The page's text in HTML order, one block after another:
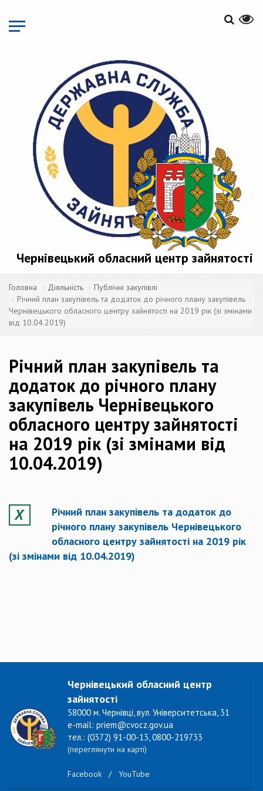
основного
матеріалу
Чернівецький обласний центр зайнятості
Головна Діяльність
Публічні закупівлі
Річний план закупівель та додаток до річного плану закупівель
Чернівецького обласного центру зайнятості на 2019 рік (зі змінами
від 10.04.2019)
Річний план закупівель та
додаток до річного плану
закупівель Чернівецького
обласного центру зайнятості
на 2019 рік (зі змінами від
10.04.2019)
Річний план закупівель та додаток до
річного плану закупівель Чернівецького
обласного центру зайнятості на 2019 рік
(зі змінами від 10.04.2019)
Чернівецький обласний центр
зайнятості
58000 м. Чернівці, вул. Університетська, 31
e-mail: priem@cvocz.gov.ua
тел.: (0372) 91-00-13, 0800-219733
(переглянути на карті)
Facebook / YouTube